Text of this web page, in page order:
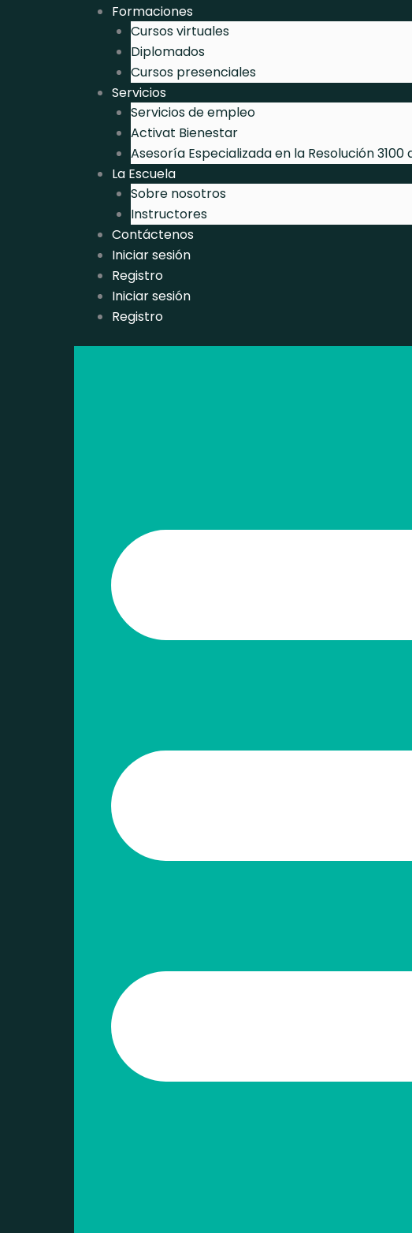
Formaciones
Cursos virtuales
Diplomados
Cursos presenciales
Servicios
Servicios de empleo
Activat Bienestar
Asesoría Especializada en la Resolución 3100
La Escuela
Sobre nosotros
Instructores
Contáctenos
Iniciar sesión
Registro
Iniciar sesión
Registro